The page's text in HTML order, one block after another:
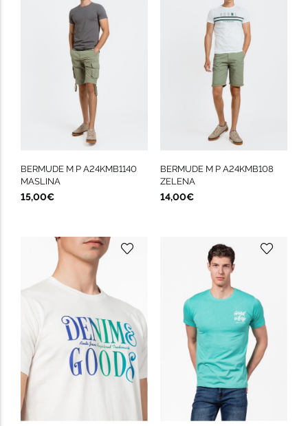
BERMUDE M P A24KMB1140
MASLINA
15,00€
BERMUDE M P A24KMB108
ZELENA
14,00€